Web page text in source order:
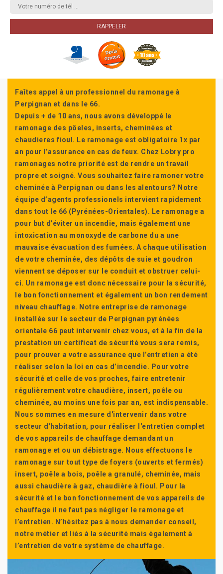
Faîtes appel à un professionnel du ramonage à
Perpignan et dans le 66.
Depuis + de 10 ans, nous avons développé le
ramonage des pôeles, inserts, cheminées et
chaudieres fioul. Le ramonage est obligatoire 1x par
an pour l’assurance en cas de feux. Chez Lobry pro
ramonages notre priorité est de rendre un travail
propre et soigné. Vous souhaitez faire ramoner votre
cheminée à Perpignan ou dans les alentours? Notre
équipe d’agents professionels intervient rapidement
dans tout le 66 (Pyrénées-Orientales). Le ramonage a
pour but d’éviter un incendie, mais également une
intoxication au monoxyde de carbone du a une
mauvaise évacuation des fumées. A chaque utilisation
de votre cheminée, des dépôts de suie et goudron
viennent se déposer sur le conduit et obstruer celui-
ci. Un ramonage est donc nécessaire pour la sécurité,
le bon fonctionnement et également un bon rendement
niveau chauffage. Notre entreprise de ramonage
installée sur le secteur de Perpignan pyrénées
orientale 66 peut intervenir chez vous, et à la fin de la
prestation un certificat de sécurité vous sera remis,
pour prouver a votre assurance que l’entretien a été
réaliser selon la loi en cas d’incendie. Pour votre
sécurité et celle de vos proches, faire entretenir
régulièrement votre chaudière, insert, poêle ou
cheminée, au moins une fois par an, est indispensable.
Nous sommes en mesure d'intervenir dans votre
secteur d'habitation, pour réaliser l'entretien complet
de vos appareils de chauffage demandant un
ramonage et ou un débistrage. Nous effectuons le
ramonage sur tout type de foyers (ouverts et fermés)
insert, poêle a bois, poêle a granulé, cheminée, mais
aussi chaudière à gaz, chaudière à fioul. Pour la
sécurité et le bon fonctionnement de vos appareils de
chauffage il ne faut pas négliger le ramonage et
l’entretien. N’hésitez pas à nous demander conseil,
notre métier et liés à la sécurité mais également à
l’entretien de votre système de chauffage.